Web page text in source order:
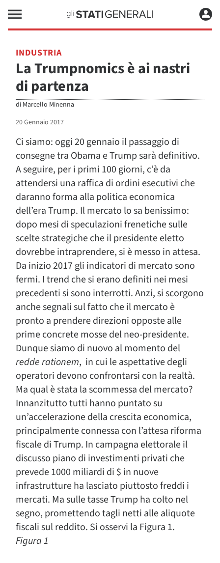
INDUSTRIA
La Trumpnomics è ai nastri
di partenza
di Marcello Minenna
20 Gennaio 2017
Ci siamo: oggi 20 gennaio il passaggio di
consegne tra Obama e Trump sarà definitivo.
A seguire, per i primi 100 giorni, c’è da
attendersi una raffica di ordini esecutivi che
daranno forma alla politica economica
dell’era Trump. Il mercato lo sa benissimo:
dopo mesi di speculazioni frenetiche sulle
scelte strategiche che il presidente eletto
dovrebbe intraprendere, si è messo in attesa.
Da inizio 2017 gli indicatori di mercato sono
fermi. I trend che si erano definiti nei mesi
precedenti si sono interrotti. Anzi, si scorgono
anche segnali sul fatto che il mercato è
pronto a prendere direzioni opposte alle
prime concrete mosse del neo-presidente.
Dunque siamo di nuovo al momento del
redde rationem, in cui le aspettative degli
operatori devono confrontarsi con la realtà.
Ma qual è stata la scommessa del mercato?
Innanzitutto tutti hanno puntato su
un’accelerazione della crescita economica,
principalmente connessa con l’attesa riforma
fiscale di Trump. In campagna elettorale il
discusso piano di investimenti privati che
prevede 1000 miliardi di $ in nuove
infrastrutture ha lasciato piuttosto freddi i
mercati. Ma sulle tasse Trump ha colto nel
segno, promettendo tagli netti alle aliquote
fiscali sul reddito. Si osservi la Figura 1.
Figura 1